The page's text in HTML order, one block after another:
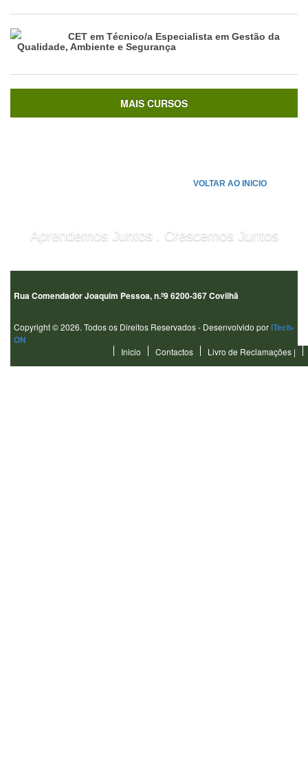
CET em Técnico/a Especialista em Gestão da
Qualidade, Ambiente e Segurança
MAIS CURSOS
VOLTAR AO INICIO
Aprendemos Juntos Crescemos Juntos
Rua Comendador Joaquim Pessoa, n.º9 6200-367 Covilhã
Copyright © 2026. Todos os Direitos Reservados - Desenvolvido poriTech-
ON
Inicio Contactos Livro de Reclamações |